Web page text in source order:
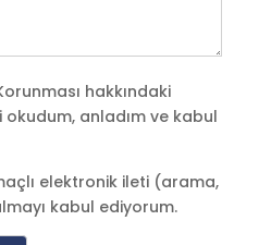
hakkındaki
anladım ve kabul
elektronik ileti (arama,
kabul ediyorum.